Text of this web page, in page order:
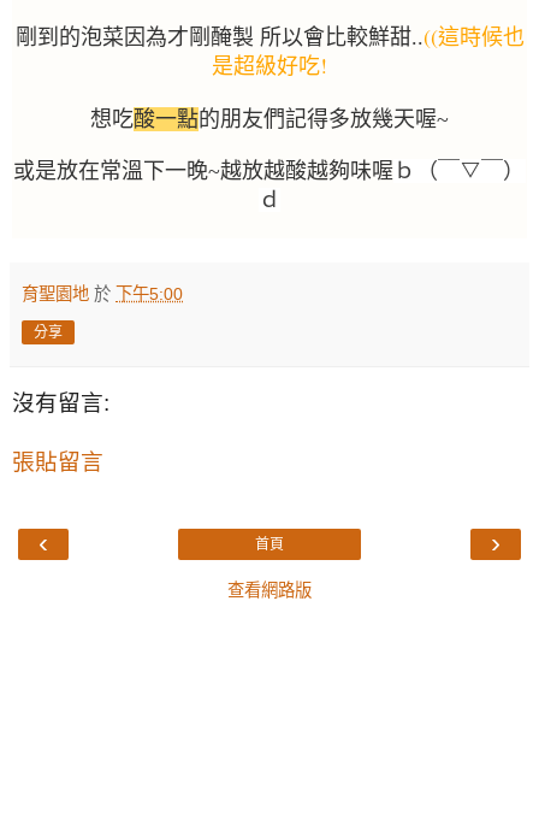
剛到的泡菜因為才剛醃製 所以會比較鮮甜..((這時候也
是超級好吃!
想吃酸一點的朋友們記得多放幾天喔~
或是放在常溫下一晚~越放越酸越夠味喔ｂ（￣ ▽ ￣）
ｄ
育聖園地 於 下午5:00
分享
沒有留言:
張貼留言
‹ ›
首頁
查看網路版